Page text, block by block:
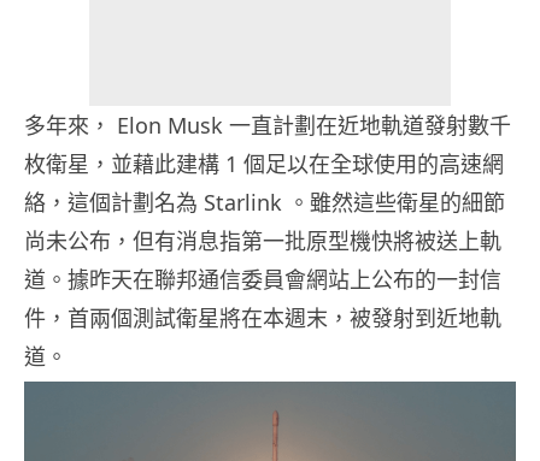
多年來， Elon Musk 一直計劃在近地軌道發射數千
枚衛星，並藉此建構 1 個足以在全球使用的高速網
絡，這個計劃名為 Starlink 。雖然這些衛星的細節
尚未公布，但有消息指第一批原型機快將被送上軌
道。據昨天在聯邦通信委員會網站上公布的一封信
件，首兩個測試衛星將在本週末，被發射到近地軌
道。